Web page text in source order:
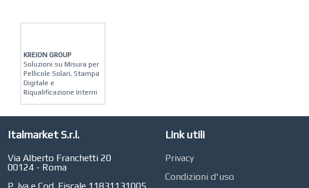
KREION GROUP
Soluzioni su Misura per
Pellicole Solari, Stampa
Digitale e
Riqualificazione Interni
MATERA ARREDI
Vendita Arredo per
Giardino a Roma
STUDIO MICCI
Antonella Micci,
Commercialista e
Revisore dei Conti a
Italmarket S.r.l.
Via Alberto Franchetti 20
00124 - Roma
P. Iva e Cod. Fiscale 11831131005
Link utili
Privacy
Condizioni d'uso